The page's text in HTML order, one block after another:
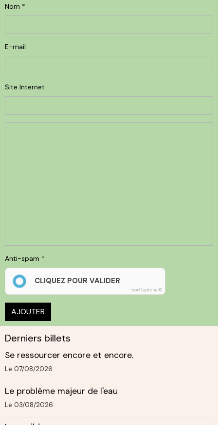
Nom
E-mail
Site Internet
Anti-spam
CLIQUEZ POUR VALIDER
IconCaptcha ©
AJOUTER
Derniers billets
Se ressourcer encore et encore.
Le 07/08/2026
Le problème majeur de l'eau
Le 03/08/2026